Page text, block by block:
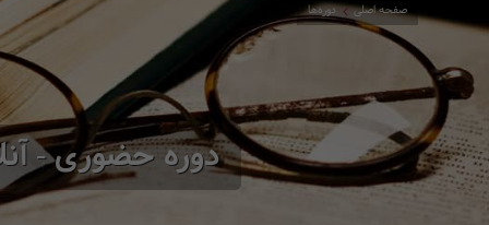
دوره حضوری -
صفحه اصلی دوره‌ها